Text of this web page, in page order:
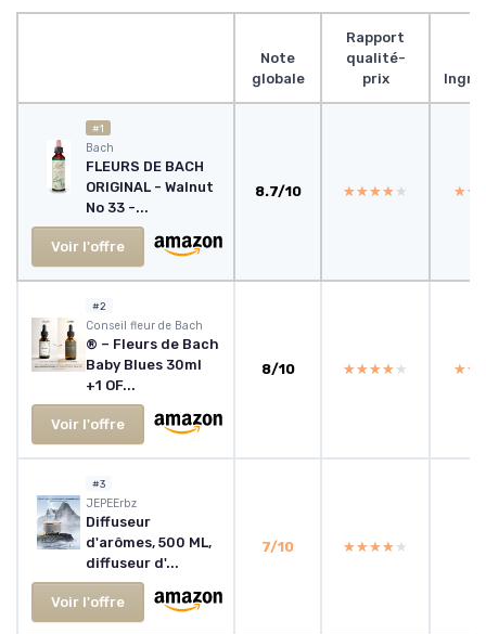
Note
globale
Rapport
qualité-
prix
#1
‎Bach
FLEURS DE BACH
ORIGINAL - Walnut
No 33 -...
Voir l'offre
8.7/10 ★★★★★
★★★★★
#2
‎Conseil fleur de Bach
® – Fleurs de Bach
Baby Blues 30ml
+1 OF...
Voir l'offre
8/10 ★★★★★
★★★★★
#3
JEPEErbz
Diffuseur
d'arômes, 500 ML,
diffuseur d'...
Voir l'offre
7/10 ★★★★★
★★★★★